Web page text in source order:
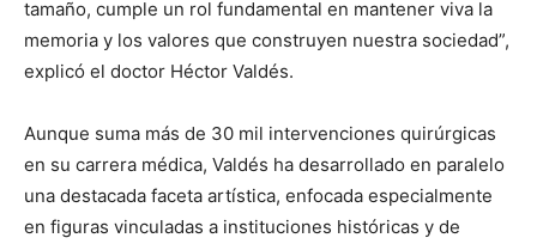
tamaño, cumple un rol fundamental en mantener viva la
memoria y los valores que construyen nuestra sociedad”,
explicó el doctor Héctor Valdés.
Aunque suma más de 30 mil intervenciones quirúrgicas
en su carrera médica, Valdés ha desarrollado en paralelo
una destacada faceta artística, enfocada especialmente
en figuras vinculadas a instituciones históricas y de